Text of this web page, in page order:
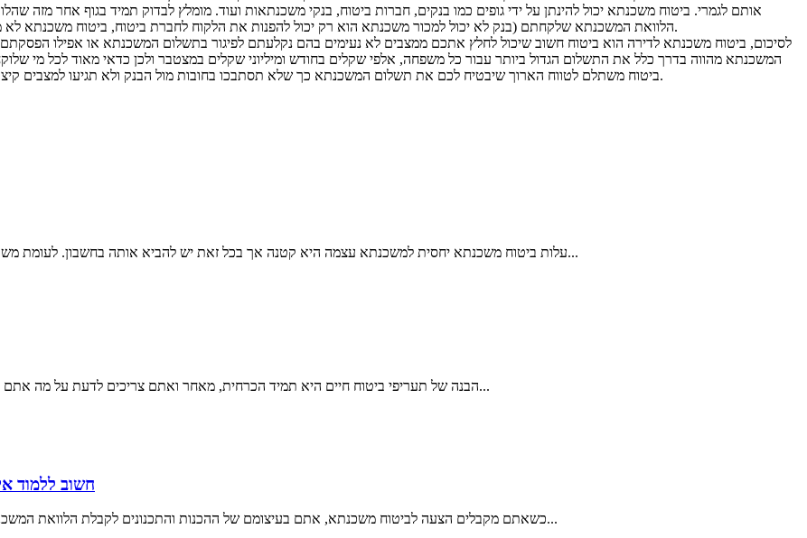
אותם לגמרי. ביטוח משכנתא יכול להינתן על ידי גופים כמו בנקים, חברות ביטוח, בנקי משכנתאות ועוד. מומלץ לבדוק תמיד בגוף אחר מזה
הלוואת המשכנתא שלקחתם (בנק לא יכול למכור משכנתא הוא רק יכול להפנות את הלקוח לחברת ביטוח, ביטוח משכנתא לא משלם כסף לאדם במקרה של אובדן כושר עבודה אלה רק במקרה של מוות).
לסיכום, ביטוח משכנתא לדירה הוא ביטוח חשוב שיכול לחלץ אתכם ממצבים לא נעימים בהם נקלעתם לפיגור בתשלום המשכנתא או אפילו
המשכנתא מהווה בדרך כלל את התשלום הגדול ביותר עבור כל משפחה, אלפי שקלים בחודש ומיליוני שקלים במצטבר ולכן כדאי מאוד לכל מי
ביטוח משתלם לטווח הארוך שיבטיח לכם את תשלום המשכנתא כך שלא תסתבכו בחובות מול הבנק ולא תגיעו למצבים קיצוניים יותר של תביעות או חלילה פינוי מהדירה עליה שילמתם את המשכנתא.
עלות ביטוח משכנתא יחסית למשכנתא עצמה היא קטנה אך בכל זאת יש להביא אותה בחשבון. לעומת משכנתא שעלותה כמה אלפי שקלים בחודש, עלות ביטוח משכנתא לעומת זאת...
הבנה של תעריפי ביטוח חיים היא תמיד הכרחית, מאחר ואתם צריכים לדעת על מה אתם בעצם משלמים. בניגוד למוצרים אחרים שאנו קונים, ואפילו בניגוד לביטוחים...
חשוב ללמוד
כשאתם מקבלים הצעה לביטוח משכנתא, אתם בעיצומם של ההכנות והתכנונים לקבלת הלוואת המשכנתא. אתם לא בהכרח מפוקסים דווקא על כל נושא הביטוח, מאחר ותשלומי...